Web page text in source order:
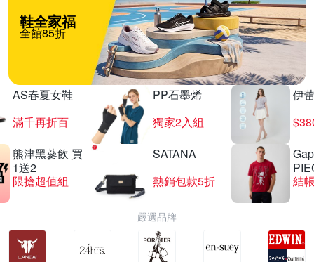
滿1件享92折
鞋全家福
全館85折
AS春夏女鞋
滿千再折百
PP石墨烯
獨家2入組
伊
熊津黑蔘飲 買
1送2
限搶超值組
SATANA
熱銷包款5折
結
嚴選品牌